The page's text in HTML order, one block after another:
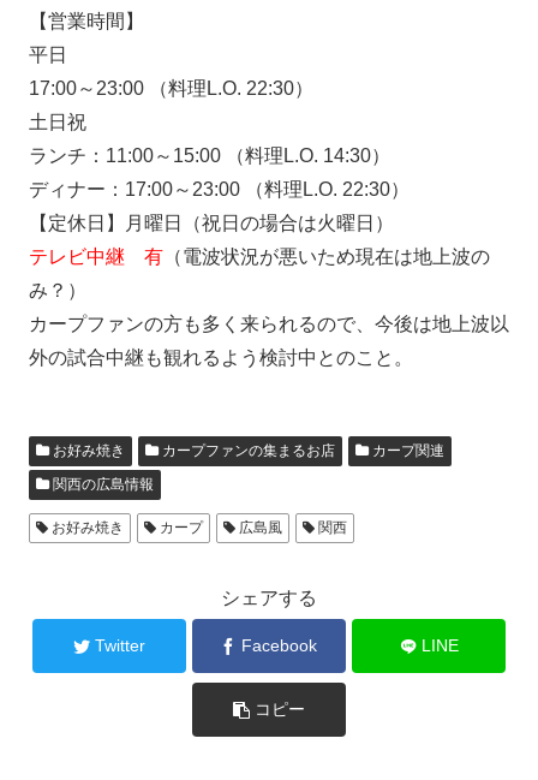
【営業時間】
平日
17:00～23:00 （料理L.O. 22:30）
土日祝
ランチ：11:00～15:00 （料理L.O. 14:30）
ディナー：17:00～23:00 （料理L.O. 22:30）
【定休日】月曜日（祝日の場合は火曜日）
テレビ中継 有 （電波状況が悪いため現在は地上波の
み？）
カープファンの方も多く来られるので、今後は地上波以
外の試合中継も観れるよう検討中とのこと。
お好み焼き カープファンの集まるお店
カープ関連
関西の広島情報
お好み焼き カープ 広島風 関西
シェアする
Twitter Facebook LINE
コピー